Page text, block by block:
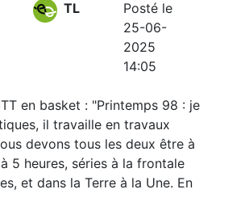
TL
Posté le
25-06-
2025
14:05
en basket : "Printemps 98 : je
il travaille en travaux
devons tous les deux être à
5 heures, séries à la frontale
et dans la Terre à la Une. En